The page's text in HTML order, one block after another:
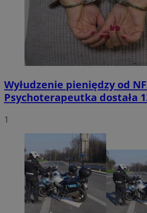
Wyłudzenie pieniędzy od
Psychoterapeutka dostała
1